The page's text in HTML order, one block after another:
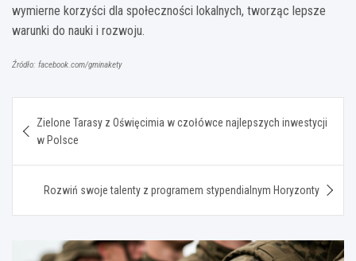
wymierne korzyści dla społeczności lokalnych, tworząc lepsze
warunki do nauki i rozwoju.
Źródło: facebook.com/gminakety
wpisu
Zielone Tarasy z Oświęcimia w czołówce najlepszych inwestycji
w Polsce
Rozwiń swoje talenty z programem stypendialnym Horyzonty